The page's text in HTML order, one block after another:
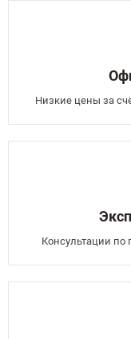
Низкие цены за
Консультации по